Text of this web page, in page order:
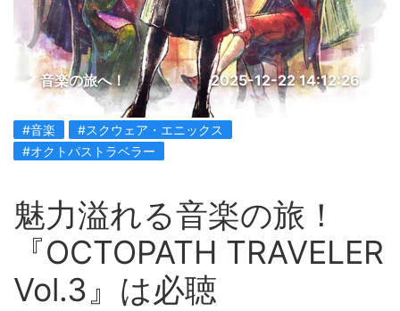
音楽の旅へ！ 2025-12-22 14:12:26
#音楽
#スクウェア・エニックス
#オクトパストラベラー
魅力溢れる音楽の旅！
『OCTOPATH TRAVELER
Vol.3』は必聴